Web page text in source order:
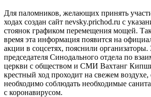
Для паломников, желающих принять
ходах создан сайт nevsky.prichod.ru с
стоянок графиком перемещения мощей.
время эта информация появится на
акции в соцсетях, пояснили организаторы.
председателя Синодального отдела по
церкви с обществом и СМИ Вахтанг
крестный ход проходит на свежем
необходимо соблюдать необходимые
с коронавирусом.